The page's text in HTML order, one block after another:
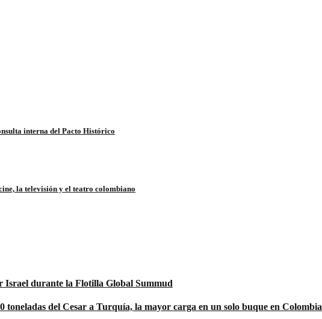
interna del Pacto Histórico
la televisión y el teatro colombiano
Israel durante la Flotilla Global Summud
toneladas del Cesar a Turquía, la mayor carga en un solo buque en Colombia